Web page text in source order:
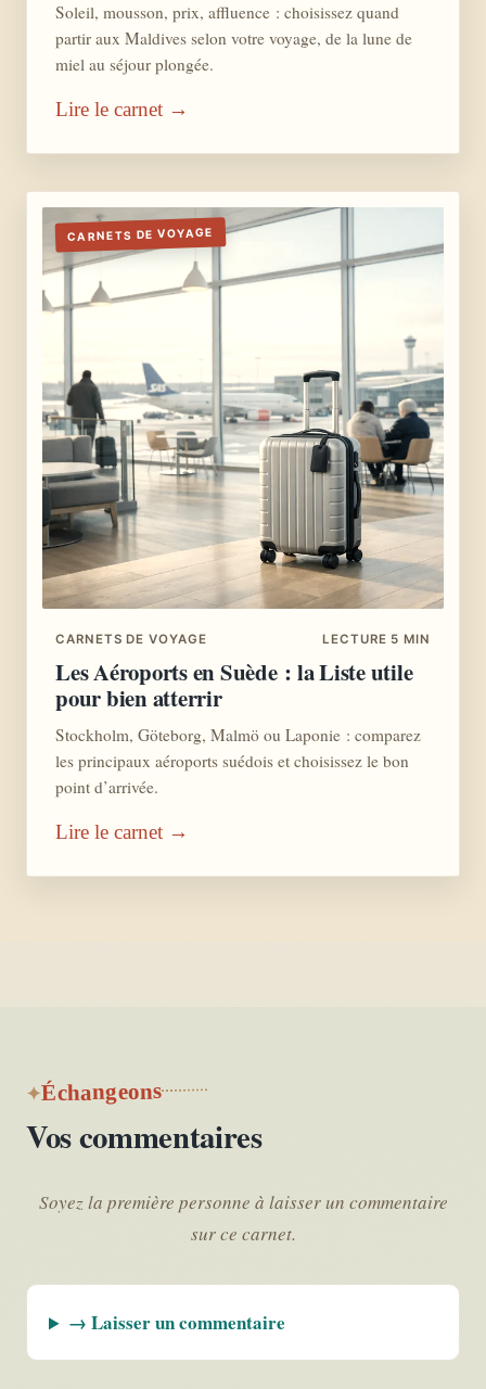
Soleil, mousson, prix, affluence : choisissez quand
partir aux Maldives selon votre voyage, de la lune de
miel au séjour plongée.
Lire le carnet →
CARNETS DE VOYAGE
CARNETS DE VOYAGE LECTURE 5 MIN
Les Aéroports en Suède : la Liste utile
pour bien atterrir
Stockholm, Göteborg, Malmö ou Laponie : comparez
les principaux aéroports suédois et choisissez le bon
point d’arrivée.
Lire le carnet →
Échangeons
Vos commentaires
Soyez la première personne à laisser un commentaire
sur ce carnet.
→ Laisser un commentaire